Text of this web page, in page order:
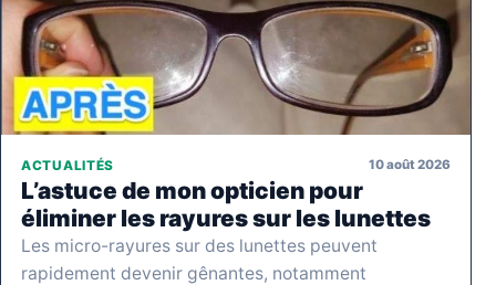
ACTUALITÉS 10 août 2026
L’astuce de mon opticien pour
éliminer les rayures sur les lunettes
Les micro-rayures sur des lunettes peuvent
rapidement devenir gênantes, notamment